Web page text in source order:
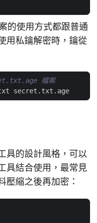
的使用方式都跟普通
用私鑰解密時，鑰從
檔案
具的設計風格，可以
具結合使用，最常見
壓縮之後再加密：